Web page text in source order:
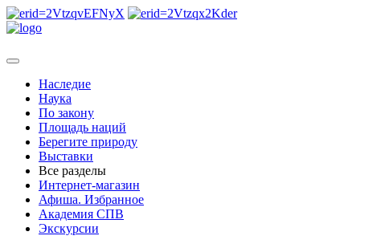
Наследие
Наука
По закону
Площадь наций
Берегите природу
Выставки
Все разделы
Интернет-магазин
Афиша. Избранное
Академия СПВ
Экскурсии